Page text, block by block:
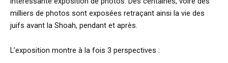
milliers de photos sont exposées retraçant ainsi la vie des
juifs avant la Shoah, pendant et après.
L’exposition montre à la fois 3 perspectives :